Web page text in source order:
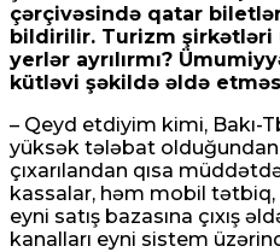
çərçivəsində qatar
bildirilir. Turizm şirkətləri
yerlər ayrılırmı?
kütləvi şəkildə əldə
– Qeyd etdiyim kimi, Bakı-
yüksək tələbat olduğundan
çıxarılandan qısa
kassalar, həm mobil
eyni satış bazasına çıxış
kanalları eyni sistem